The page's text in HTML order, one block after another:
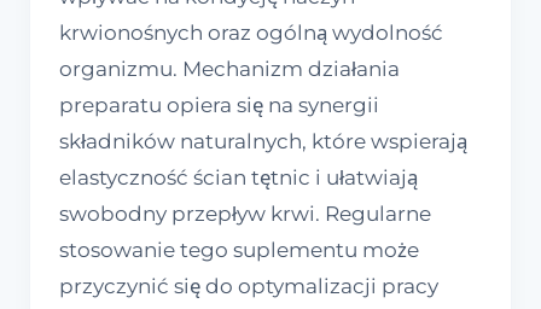
krwionośnych oraz ogólną wydolność
organizmu. Mechanizm działania
preparatu opiera się na synergii
składników naturalnych, które wspierają
elastyczność ścian tętnic i ułatwiają
swobodny przepływ krwi. Regularne
stosowanie tego suplementu może
przyczynić się do optymalizacji pracy